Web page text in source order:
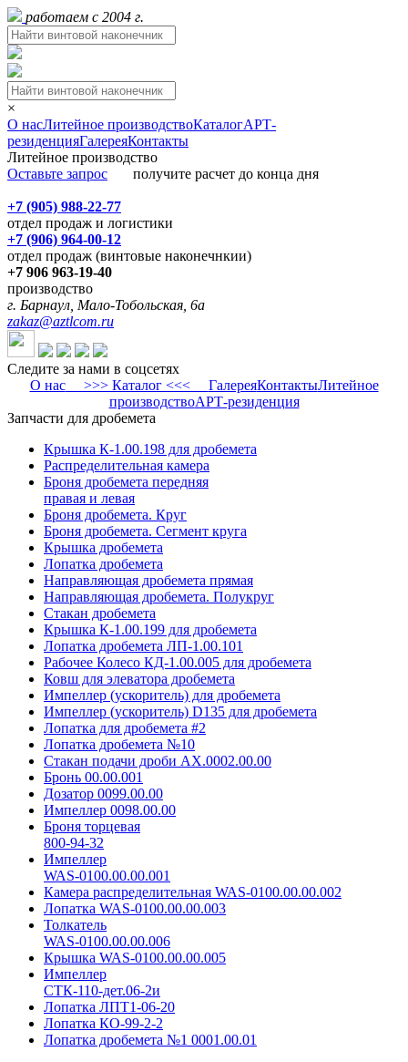
работаем с 2004 г.
×
О насЛитейное производствоКаталогАРТ-
резиденцияГалереяКонтакты
Литейное производство
Оставьте запрос получите расчет до конца дня
+7 (905) 988-22-77
отдел продаж и логистики
+7 (906) 964-00-12
отдел продаж (винтовые наконечнкии)
+7 906 963-19-40
производство
г. Барнаул, Мало-Тобольская, 6а
zakaz@aztlcom.ru
Следите за нами в соцсетях
О нас>>> Каталог <<< ГалереяКонтактыЛитейное
производствоАРТ-резиденция
Запчасти для дробемета
Крышка К-1.00.198 для дробемета
Распределительная камера
Броня дробемета передняя
правая и левая
Броня дробемета. Круг
Броня дробемета. Сегмент круга
Крышка дробемета
Лопатка дробемета
Направляющая дробемета прямая
Направляющая дробемета. Полукруг
Стакан дробемета
Крышка К-1.00.199 для дробемета
Лопатка дробемета ЛП-1.00.101
Рабочее Колесо КД-1.00.005 для дробемета
Ковш для элеватора дробемета
Импеллер (ускоритель) для дробемета
Импеллер (ускоритель) D135 для дробемета
Лопатка для дробемета #2
Лопатка дробемета №10
Стакан подачи дроби АХ.0002.00.00
Бронь 00.00.001
Дозатор 0099.00.00
Импеллер 0098.00.00
Броня торцевая
800-94-32
Импеллер
WAS-0100.00.00.001
Камера распределительная WAS-0100.00.00.002
Лопатка WAS-0100.00.00.003
Толкатель
WAS-0100.00.00.006
Крышка WAS-0100.00.00.005
Импеллер
СТК-110-дет.06-2и
Лопатка ЛПТ1-06-20
Лопатка КО-99-2-2
Лопатка дробемета №1 0001.00.01